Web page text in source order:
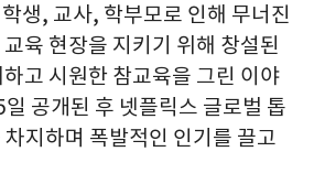
생, 교사, 학부모로 인해 무너진
육 현장을 지키기 위해 창설된
고 시원한 참교육을 그린 이야
공개된 후 넷플릭스 글로벌 톱
지하며 폭발적인 인기를 끌고